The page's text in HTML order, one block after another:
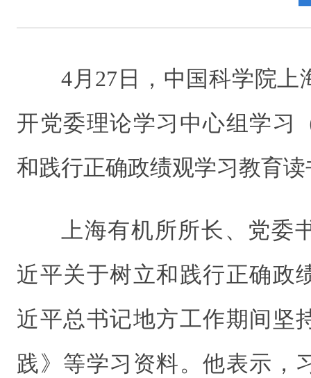
4月27日，中国科学院上
开党委理论学习中心组学习
和践行正确政绩观学习教育
上海有机所所长、党委
近平关于树立和践行正确政
近平总书记地方工作期间坚
践》等学习资料。他表示，